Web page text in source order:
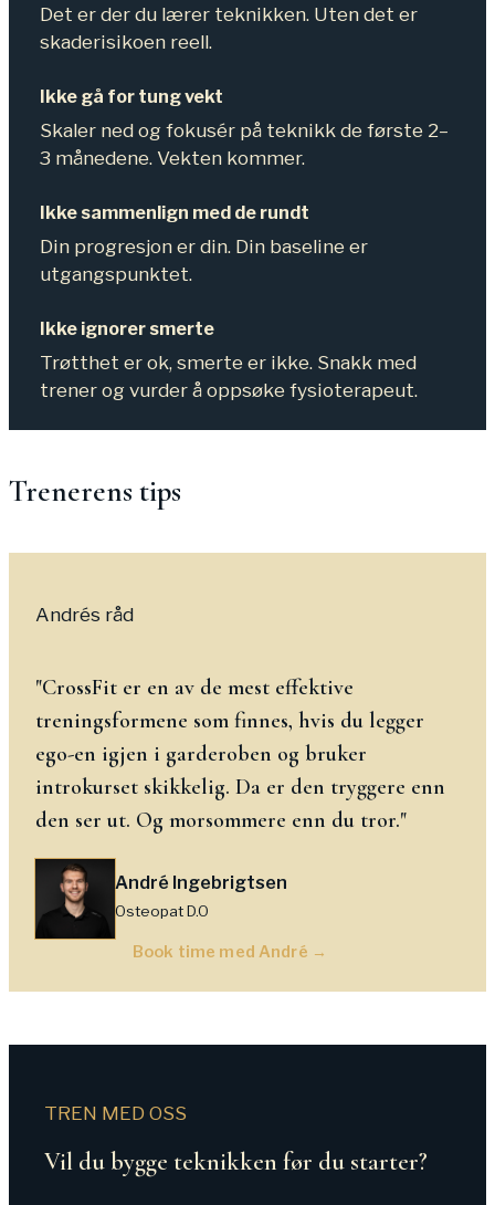
Det er der du lærer teknikken. Uten det er
skaderisikoen reell.
Ikke gå for tung vekt
Skaler ned og fokusér på teknikk de første 2–
3 månedene. Vekten kommer.
Ikke sammenlign med de rundt
Din progresjon er din. Din baseline er
utgangspunktet.
Ikke ignorer smerte
Trøtthet er ok, smerte er ikke. Snakk med
trener og vurder å oppsøke fysioterapeut.
Trenerens tips
Andrés råd
"CrossFit er en av de mest effektive
treningsformene som finnes, hvis du legger
ego-en igjen i garderoben og bruker
introkurset skikkelig. Da er den tryggere enn
den ser ut. Og morsommere enn du tror."
André Ingebrigtsen
Osteopat D.O
Book time medAndré →
TREN MED OSS
Vil du bygge teknikken før du starter?